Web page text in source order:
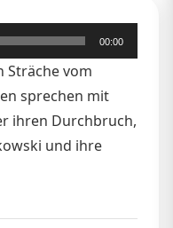
00:00
Sträche vom
sprechen mit
ihren Durchbruch,
und ihre